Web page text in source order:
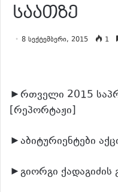
საათზე
8 სექტემბერი, 2015 1
►რთველი 2015
[რეპორტაჟი]
►აბიტურიენტები
►გიორგი ქადაგიძის